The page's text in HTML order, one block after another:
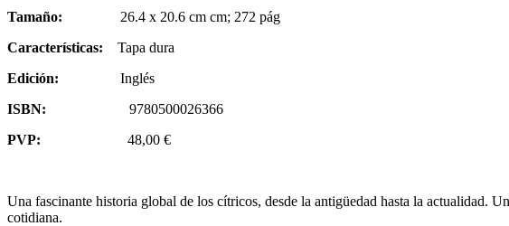
Tamaño:
26.4 x 20.6 cm cm; 272 pág
Características:
Tapa dura
Edición:
Inglés
ISBN:
9780500026366
PVP:
48,00 €
Una fascinante historia global de los cítricos, desde la antigüedad hasta la actualidad.
cotidiana.